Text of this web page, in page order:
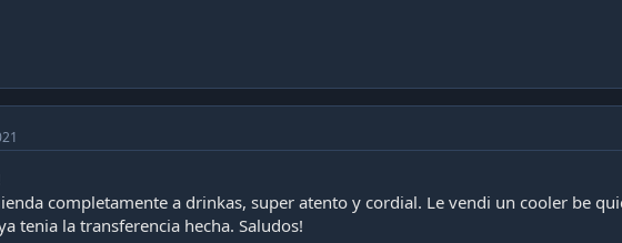
completamente a drinkas, super atento y cordial. Le vendi un cooler be
tenia la transferencia hecha. Saludos!